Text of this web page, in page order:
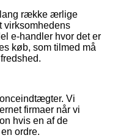
lang række ærlige
virksomhedens
e-handler hvor det er
køb, som tilmed må
Vi
firmaer når vi
hvis en af de
ordre.